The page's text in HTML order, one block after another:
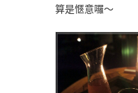
算是愜意囉～